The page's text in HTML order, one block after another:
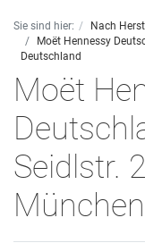
Sie sind hier:
Nach
Moët Hennessy
Deutschland
Moët
Seidlstr.